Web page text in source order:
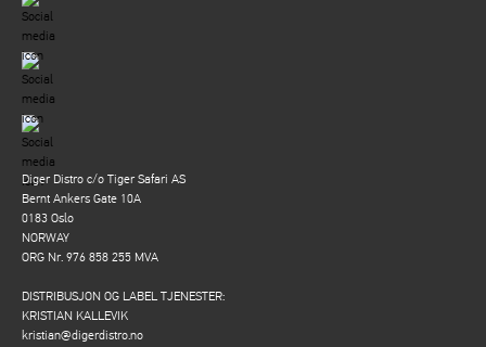
Diger Distro c/o Tiger Safari AS
Bernt Ankers Gate 10A
0183 Oslo
NORWAY
ORG Nr. 976 858 255 MVA
DISTRIBUSJON OG LABEL TJENESTER:
KRISTIAN KALLEVIK
kristian@digerdistro.no